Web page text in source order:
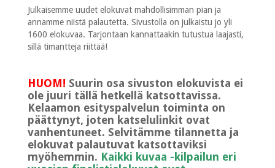
Julkaisemme uudet elokuvat mahdollisimman pian ja
annamme niistä palautetta. Sivustolla on julkaistu jo yli
1600 elokuvaa. Tarjontaan kannattaakin tutustua laajasti,
sillä timantteja riittää!
HUOM! Suurin osa sivuston elokuvista ei
ole juuri tällä hetkellä katsottavissa.
Kelaamon esityspalvelun toiminta on
päättynyt, joten katselulinkit ovat
vanhentuneet. Selvitämme tilannetta ja
elokuvat palautuvat katsottaviksi
myöhemmin. Kaikki kuvaa -kilpailun eri